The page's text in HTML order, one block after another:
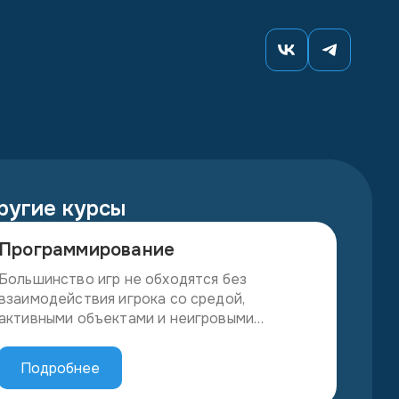
курсы
игр не обходятся без
игрока со средой,
объектами и неигровыми
программирование поведения
персонажей или агентов,
Подробнее